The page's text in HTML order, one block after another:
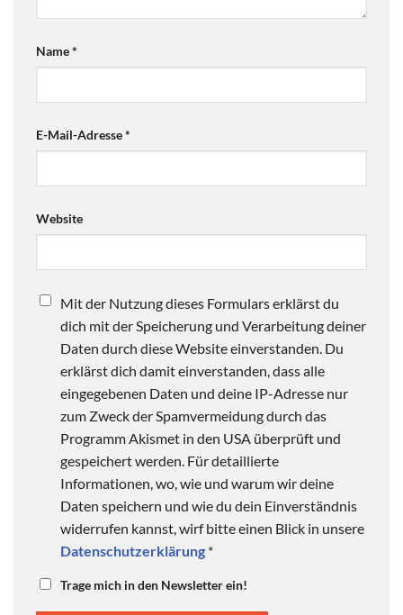
Name*
E-Mail-Adresse*
Website
Mit der Nutzung dieses Formulars erklärst du
dich mit der Speicherung und Verarbeitung deiner
Daten durch diese Website einverstanden. Du
erklärst dich damit einverstanden, dass alle
eingegebenen Daten und deine IP-Adresse nur
zum Zweck der Spamvermeidung durch das
Programm Akismet in den USA überprüft und
gespeichert werden. Für detaillierte
Informationen, wo, wie und warum wir deine
Daten speichern und wie du dein Einverständnis
widerrufen kannst, wirf bitte einen Blick in unsere
Datenschutzerklärung *
Trage mich in den Newsletter ein!